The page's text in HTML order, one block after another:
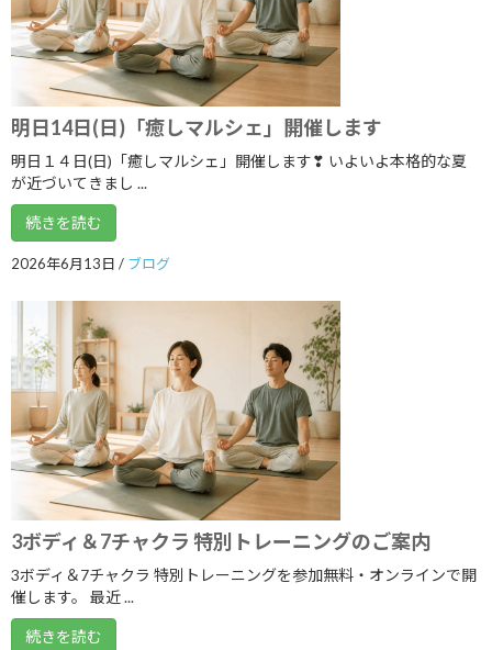
2024年12月
2024年11月
2024年10月
2024年8月
2024年7月
2024年6月
2024年5月
2024年4月
2024年3月
2024年2月
2024年1月
2023年12月
2023年11月
2023年10月
2023年9月
明日14日(日)「癒しマルシェ」開催します
明日１４日(日)「癒しマルシェ」開催します❣ いよいよ本格的な夏
が近づいてきまし ...
続きを読む
2026年6月13日 / ブログ
3ボディ＆7チャクラ 特別トレーニングのご案内
3ボディ＆7チャクラ 特別トレーニングを参加無料・オンラインで開
催します。 最近 ...
続きを読む